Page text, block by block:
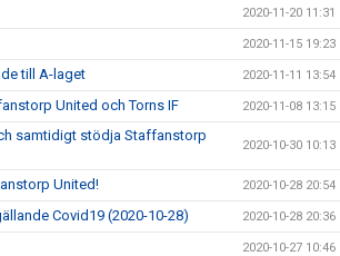
2020-11-20 11:31
2020-11-15 19:23
till A-laget 2020-11-11 13:54
United och Torns IF 2020-11-08 13:15
samtidigt stödja Staffanstorp
2020-10-30 10:13
United! 2020-10-28 20:54
Covid19 (2020-10-28) 2020-10-28 20:36
2020-10-27 10:46